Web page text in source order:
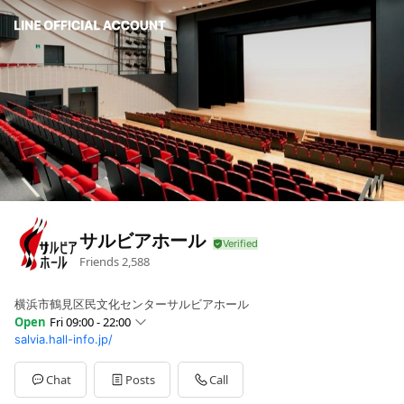
サルビアホール
Friends2,588
横浜市鶴見区民文化センターサルビアホール
Open Fri 09:00 - 22:00
Sun09:00 - 22:00
Mon09:00 - 22:00
Tue09:00 - 22:00
Wed09:00 - 22:00
salvia.hall-info.jp/
Chat Posts Call